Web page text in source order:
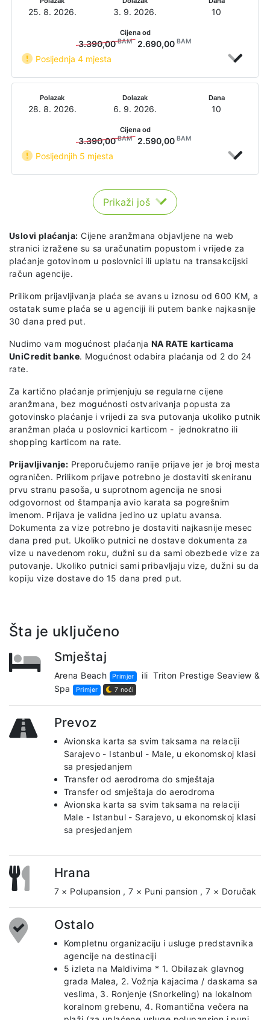
25. 8. 2026. 3. 9. 2026. 10
Posljednja 4 mjesta
Cijena od
3.390,00BAM 2.690,00 BAM
Polazak
28. 8. 2026.
Dolazak
6. 9. 2026.
Dana
10
Posljednjih 5 mjesta
Cijena od
3.390,00BAM 2.590,00 BAM
Prikaži još
Uslovi plaćanja: Cijene aranžmana objavljene na web
stranici izražene su sa uračunatim popustom i vrijede za
plaćanje gotovinom u poslovnici ili uplatu na transakcijski
račun agencije.
Prilikom prijavljivanja plaća se avans u iznosu od 600 KM, a
ostatak sume plaća se u agenciji ili putem banke najkasnije
30 dana pred put.
Nudimo vam mogućnost plaćanja NA RATE karticama
UniCredit banke. Mogućnost odabira plaćanja od 2 do 24
rate.
Za kartično plaćanje primjenjuju se regularne cijene
aranžmana, bez mogućnosti ostvarivanja popusta za
gotovinsko plaćanje i vrijedi za sva putovanja ukoliko putnik
aranžman plaća u poslovnici karticom - jednokratno ili
shopping karticom na rate.
Prijavljivanje: Preporučujemo ranije prijave jer je broj mesta
ograničen. Prilikom prijave potrebno je dostaviti skeniranu
prvu stranu pasoša, u suprotnom agencija ne snosi
odgovornost od štampanja avio karata sa pogrešnim
imenom. Prijava je validna jedino uz uplatu avansa.
Dokumenta za vize potrebno je dostaviti najkasnije mesec
dana pred put. Ukoliko putnici ne dostave dokumenta za
vize u navedenom roku, dužni su da sami obezbede vize za
putovanje. Ukoliko putnici sami pribavljaju vize, dužni su da
kopiju vize dostave do 15 dana pred put.
Šta je uključeno
Smještaj
Arena Beach Primjer ili Triton Prestige Seaview &
Spa
Primjer 7 noći
Prevoz
Avionska karta sa svim taksama na relaciji
Sarajevo - Istanbul - Male, u ekonomskoj klasi
sa presjedanjem
Transfer od aerodroma do smještaja
Transfer od smještaja do aerodroma
Avionska karta sa svim taksama na relaciji
Male - Istanbul - Sarajevo, u ekonomskoj klasi
sa presjedanjem
Hrana
7 × Polupansion ,7 × Puni pansion,7 × Doručak
Ostalo
Kompletnu organizaciju i usluge predstavnika
agencije na destinaciji
5 izleta na Maldivima * 1. Obilazak glavnog
grada Malea, 2. Vožnja kajacima / daskama sa
veslima, 3. Ronjenje (Snorkeling) na lokalnom
koralnom grebenu, 4. Romantična večera na